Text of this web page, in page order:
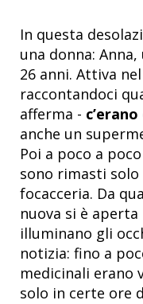
In questa
una donna:
26 anni. Attiva
raccontandoci
afferma -
anche un
Poi a poco a
sono rimasti
focacceria. Da
nuova si è aperta
illuminano gli
notizia: fino a
medicinali erano
solo in certe ore